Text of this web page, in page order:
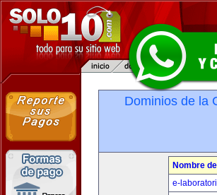
Dominios de la
Nombre
e-